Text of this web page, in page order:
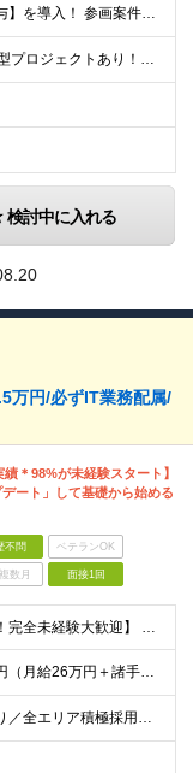
当社では【単価連動型給与】を導入！ 参画案件の契約単価に連動して給与が決定。 還元率は単価の【70％～80％】と東証プライム上場グループとして高水準です！（社会保険料・教育コスト含む） ■関東：月給
【全国45都道府県】に大型プロジェクトあり！※ 四国・沖縄を除く 主要勤務地： 北海道/宮城県/栃木県/埼玉県/千葉県/東京都/神奈川県/愛知県/大阪府/京都府/兵庫県/広島県/福岡県/熊本県 ※勤
検討中に入れる
万円/必ずIT業務配属/
績＊98%が未経験スタート】
デート」して基礎から始める
不問 ベテランOK
数月 面接1回
【最短で面接当日に内定！完全未経験大歓迎】 ・業種／職種未経験歓迎 ・社会人デビュー、第二新卒、既卒者大歓迎 ・学歴不問（文系、理系不問） ・20代～30代、男女問わず活躍中 ・服装、髪色自由 ・明確
【首都圏】月収例29.5万円（月給26万円＋諸手当） 【東海・関西】月収例28.5万円（月給25万円＋諸手当） 【九州】月収例26万円（月給23万円＋諸手当） ※経験・スキル・前職給与を踏まえ、総合
【転勤なし／リモートあり／全エリア積極採用】 ・大手企業のプロジェクト中心 ・勤務エリアや配属先は希望を考慮 ・研修はリモートメインで実施 ・UIターン歓迎 ＜主なエリア＞ ■首都圏…東京・神奈川・